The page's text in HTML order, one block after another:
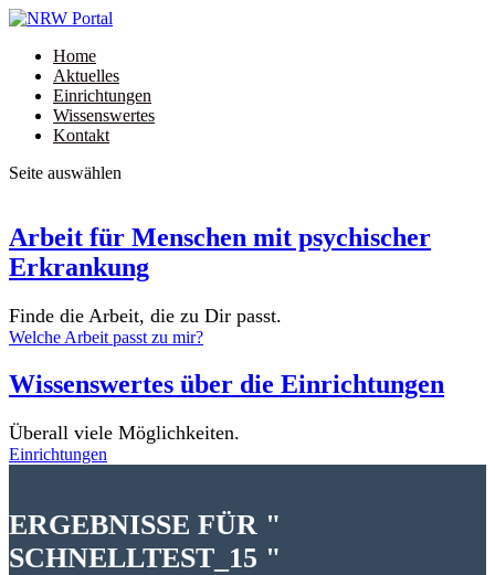
Home
Aktuelles
Einrichtungen
Wissenswertes
Kontakt
Seite auswählen
Arbeit für Menschen mit psychischer
Erkrankung
Finde die Arbeit, die zu Dir passt.
Welche Arbeit passt zu mir?
Wissenswertes über die Einrichtungen
Überall viele Möglichkeiten.
Einrichtungen
ERGEBNISSE FÜR "
SCHNELLTEST_15 "